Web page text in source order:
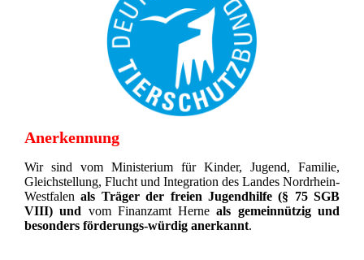
Anerkennung
Wir sind vom Ministerium für Kinder, Jugend, Familie,
Gleichstellung, Flucht und Integration des Landes Nordrhein-
Westfalenals Träger der freien Jugendhilfe (§ 75 SGB
VIII) und vom Finanzamt Herneals gemeinnützig und
besonders förderungs-würdig anerkannt.